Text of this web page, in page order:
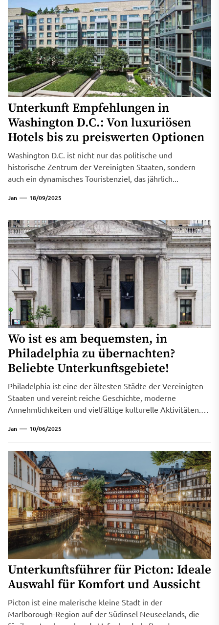
Unterkunft Empfehlungen in
Washington D.C.: Von luxuriösen
Hotels bis zu preiswerten Optionen
Washington D.C. ist nicht nur das politische und
historische Zentrum der Vereinigten Staaten, sondern
auch ein dynamisches Touristenziel, das jährlich...
Jan 18/09/2025
Wo ist es am bequemsten, in
Philadelphia zu übernachten?
Beliebte Unterkunftsgebiete!
Philadelphia ist eine der ältesten Städte der Vereinigten
Staaten und vereint reiche Geschichte, moderne
Annehmlichkeiten und vielfältige kulturelle Aktivitäten.
Jan 10/06/2025
Unterkunftsführer für Picton: Ideale
Auswahl für Komfort und Aussicht
Picton ist eine malerische kleine Stadt in der
Marlborough-Region auf der Südinsel Neuseelands, die